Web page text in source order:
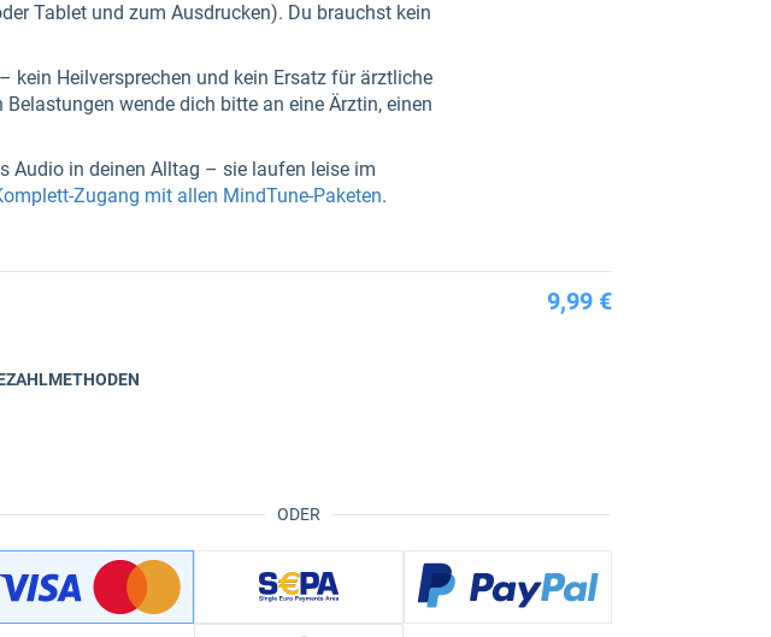
Tablet und zum Ausdrucken). Du brauchst kein
kein Heilversprechen und kein Ersatz für ärztliche
wende dich bitte an eine Ärztin, einen
Audio in deinen Alltag – sie laufen leise im
Zugang mit allen MindTune-Paketen.
9,99 €
ODER